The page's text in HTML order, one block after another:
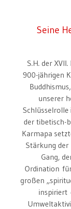
Seine
S.H. der
900-jährigen
unserer
Schlüsselrolle
der tibetisch-
Karmapa
Stärkung der
Gang,
Ordination
großen
inspiriert